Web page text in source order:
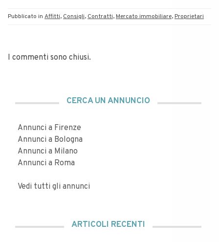
Pubblicato in Affitti,Consigli,Contratti,Mercato immobiliare,Proprietari
I commenti sono chiusi.
CERCA UN ANNUNCIO
Annunci a Firenze
Annunci a Bologna
Annunci a Milano
Annunci a Roma
Vedi tutti gli annunci
ARTICOLI RECENTI